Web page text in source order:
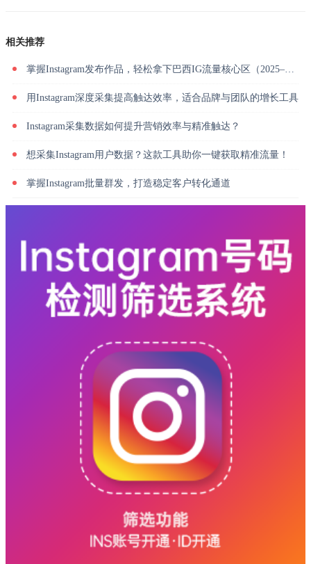
相关推荐
掌握Instagram发布作品，轻松拿下巴西IG流量核心区（2025–2026 数据版）
用Instagram深度采集提高触达效率，适合品牌与团队的增长工具
Instagram采集数据如何提升营销效率与精准触达？
想采集Instagram用户数据？这款工具助你一键获取精准流量！
掌握Instagram批量群发，打造稳定客户转化通道